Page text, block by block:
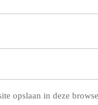
opslaan in deze